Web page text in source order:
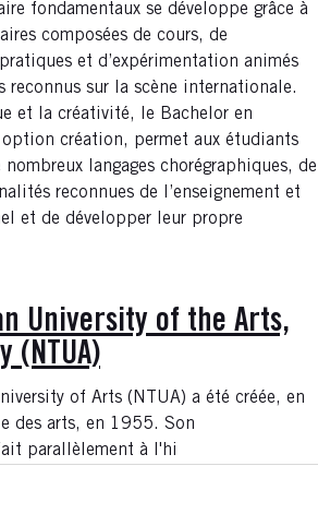
fondamentaux se développe grâce à
composées de cours, de
et d’expérimentation animés
reconnus sur la scène internationale.
et la créativité, le Bachelor en
option création, permet aux étudiants
langages chorégraphiques, de
reconnues de l’enseignement et
et de développer leur propre
University of the Arts,
(NTUA)
of Arts (NTUA) a été créée, en
des arts, en 1955. Son
parallèlement à l'hi